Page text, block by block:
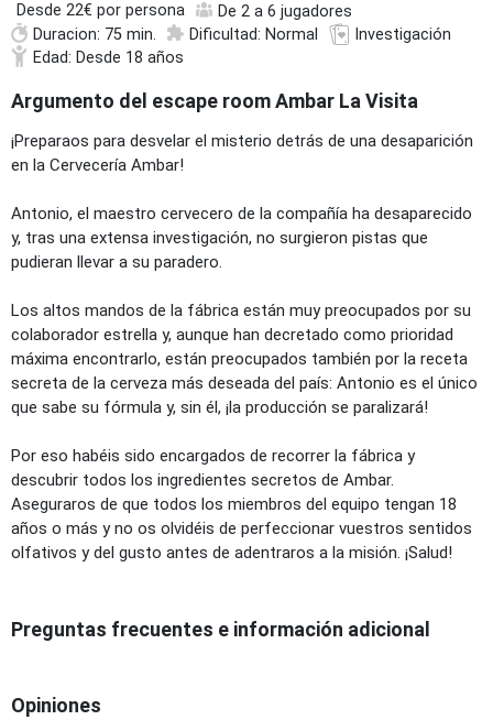
Desde 22€ por persona
De 2 a 6 jugadores
Duracion: 75 min.
Dificultad: Normal
Investigación
Edad: Desde 18 años
Argumento del escape room Ambar La Visita
¡Preparaos para desvelar el misterio detrás de una desaparición
en la Cervecería Ambar!
Antonio, el maestro cervecero de la compañía ha desaparecido
y, tras una extensa investigación, no surgieron pistas que
pudieran llevar a su paradero.
Los altos mandos de la fábrica están muy preocupados por su
colaborador estrella y, aunque han decretado como prioridad
máxima encontrarlo, están preocupados también por la receta
secreta de la cerveza más deseada del país: Antonio es el único
que sabe su fórmula y, sin él, ¡la producción se paralizará!
Por eso habéis sido encargados de recorrer la fábrica y
descubrir todos los ingredientes secretos de Ambar.
Aseguraros de que todos los miembros del equipo tengan 18
años o más y no os olvidéis de perfeccionar vuestros sentidos
olfativos y del gusto antes de adentraros a la misión. ¡Salud!
Preguntas frecuentes e información adicional
Opiniones